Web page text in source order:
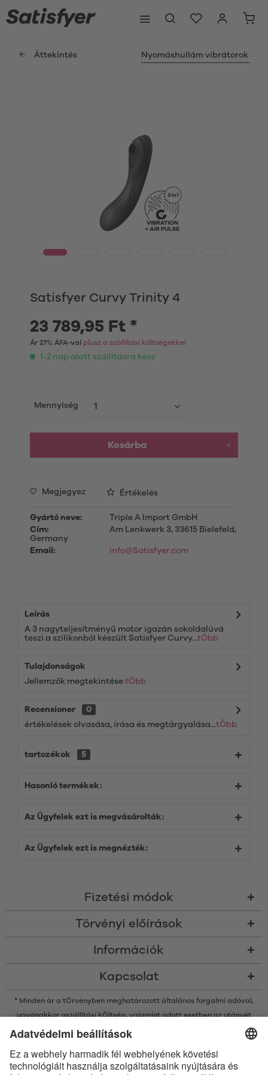
Áttekintés Nyomáshullám vibrátorok
Satisfyer Curvy Trinity 4
23 789,95 Ft *
Ár 27% ÁFA-val plusz a szállítási költségekkel
1-2 nap alatt szállításra kész
Mennyiség
Kosárba
Megjegyez Értékelés
Gyártó neve:
Triple A Import GmbH
Cím:
Am Lenkwerk 3, 33615 Bielefeld,
Germany
Email:
info@Satisfyer.com
Leírás
A 3 nagyteljesítményű motor igazán sokoldalúvá
teszi a szilikonból készült Satisfyer Curvy...tÖbb
Tulajdonságok
Jellemzők megtekintése tÖbb
Recensioner
0
értékelések olvasása, írása és megtárgyalása...tÖbb
tartozékok 5
Hasonló termékek:
Az Ügyfelek ezt is megvásárolták:
Az Ügyfelek ezt is megnézték:
Fizetési módok
Törvényi előírások
Információk
Kapcsolat
* Minden ár a tÖrvényben meghatározott általános forgalmi adóval,
ugyanakkor aszállítási kÖltség, valamint adott esetben az utánvét
kÖltsége nélkÜl értendő, amennyiben nincsen máshogy leírva
az Satisfyer GmbH az ilyen védjegyeket mindenkor licenc alatt
használja.